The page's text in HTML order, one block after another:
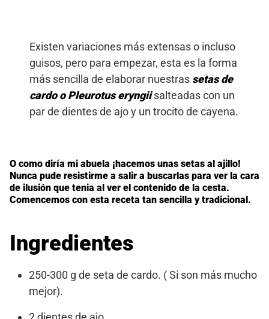
Existen variaciones más extensas o incluso
guisos, pero para empezar, esta es la forma
más sencilla de elaborar nuestras setas de
cardo o Pleurotus eryngiisalteadas con un
par de dientes de ajo y un trocito de cayena.
O como diría mi abuela ¡hacemos unas setas al ajillo!
Nunca pude resistirme a salir a buscarlas para ver la cara
de ilusión que tenia al ver el contenido de la cesta.
Comencemos con esta receta tan sencilla y tradicional.
Ingredientes
250-300 g de seta de cardo. ( Si son más mucho
mejor).